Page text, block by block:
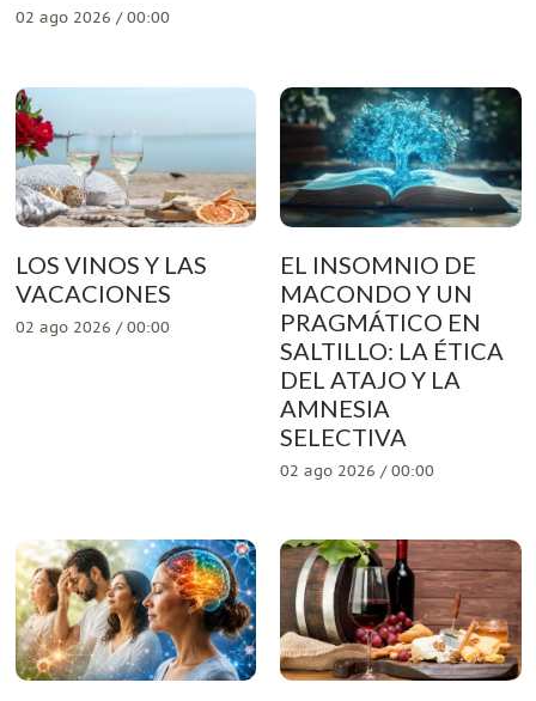
02 ago 2026 / 00:00
LOS VINOS Y LAS
VACACIONES
02 ago 2026 / 00:00
EL INSOMNIO DE
MACONDO Y UN
PRAGMÁTICO EN
SALTILLO: LA ÉTICA
DEL ATAJO Y LA
AMNESIA
SELECTIVA
02 ago 2026 / 00:00